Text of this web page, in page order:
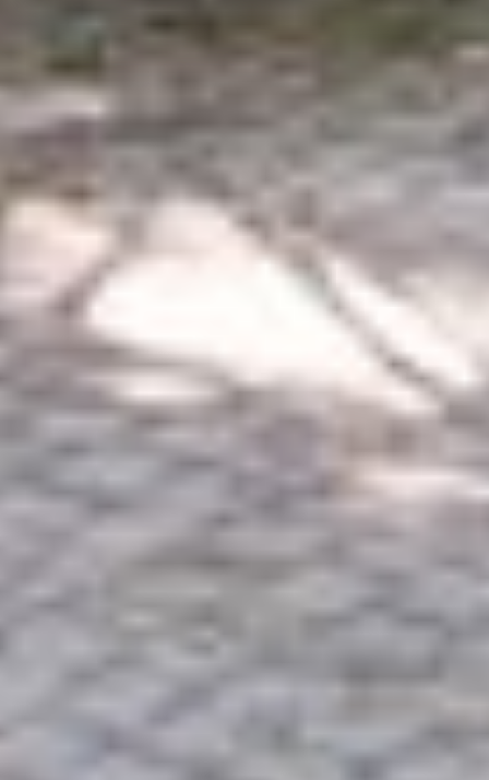
Hinweis auf Verarbeitung Ihrer auf dieser Webseite
erhobenen Daten in den USA durch Google:
auf "Gerne Alle annehmen" oder Präferenzen, Statistiken
oder Marketing ankreuzen und auf „Auswahl manuell
1 S. 1 lit. a DSGVO ein, dass Ihre Daten in den USA
verarbeitet werden. Die USA werden vom Europäischen
Gerichtshof als ein Land mit einem nach EU-Standards
unzureichendem Datenschutzniveau eingeschätzt. Es
besteht insbesondere das Risiko, dass Ihre Daten durch
US-Behörden, zu Kontroll- und zu
Überwachungszwecken, möglicherweise auch ohne
Rechtsbehelfsmöglichkeiten, verarbeitet werden können.
Wenn Sie auf "Auswahl manuell festlegen" klicken und
keine der optionalen Boxen (Präferenzen, Statistiken
oder Marketing ausgewählt haben, findet die vorgehend